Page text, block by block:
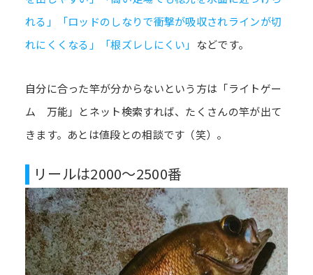
れる」「ロッドのしなりで衝撃が吸収されラインが切
れにくくなる」「根ズレしにくい」 などです。
自分に合った竿が分からないという方は「ライトゲー
ム 万能」とネット検索すれば、たくさんの竿が出て
きます。あとは値段との相談です（笑）。
リールは2000～2500番